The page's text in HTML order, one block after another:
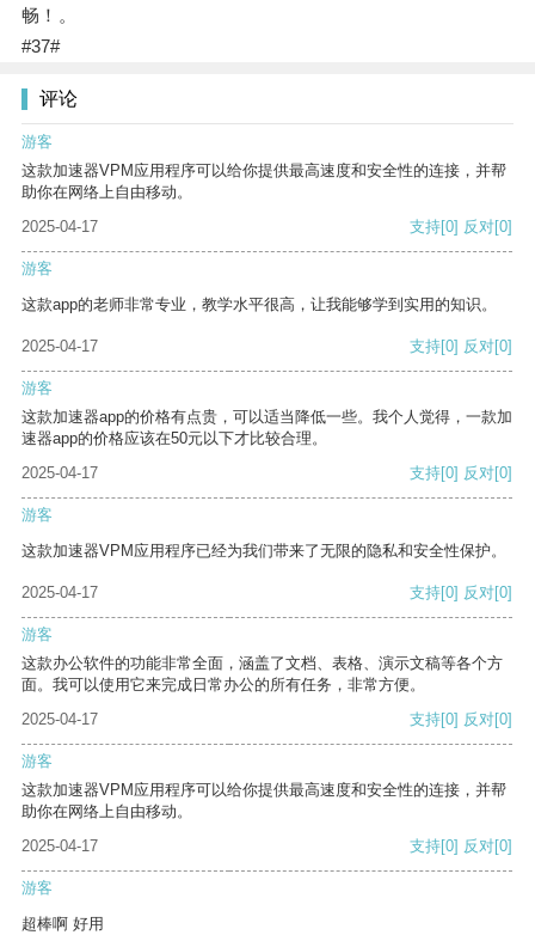
畅！。
#37#
评论
游客
这款加速器VPM应用程序可以给你提供最高速度和安全性的连接，并帮
助你在网络上自由移动。
2025-04-17
支持[0] 反对[0]
游客
这款app的老师非常专业，教学水平很高，让我能够学到实用的知识。
2025-04-17 支持[0] 反对[0]
游客
这款加速器app的价格有点贵，可以适当降低一些。我个人觉得，一款加
速器app的价格应该在50元以下才比较合理。
2025-04-17
支持[0] 反对[0]
游客
这款加速器VPM应用程序已经为我们带来了无限的隐私和安全性保护。
2025-04-17 支持[0] 反对[0]
游客
这款办公软件的功能非常全面，涵盖了文档、表格、演示文稿等各个方
面。我可以使用它来完成日常办公的所有任务，非常方便。
2025-04-17
支持[0] 反对[0]
游客
这款加速器VPM应用程序可以给你提供最高速度和安全性的连接，并帮
助你在网络上自由移动。
2025-04-17
支持[0] 反对[0]
游客
超棒啊 好用